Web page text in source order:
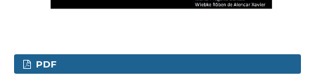
PDF